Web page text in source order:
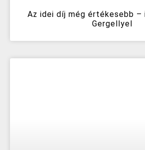
Az idei díj még értékesebb –
Gergellyel